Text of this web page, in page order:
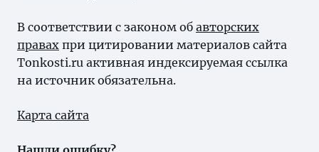
В соответствии с законом об авторских
правах при цитировании материалов сайта
Tonkosti.ru активная индексируемая ссылка
на источник обязательна.
Карта сайта